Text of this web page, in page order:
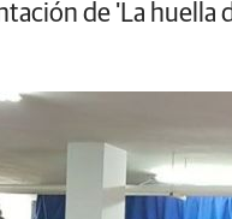
de 'La huella